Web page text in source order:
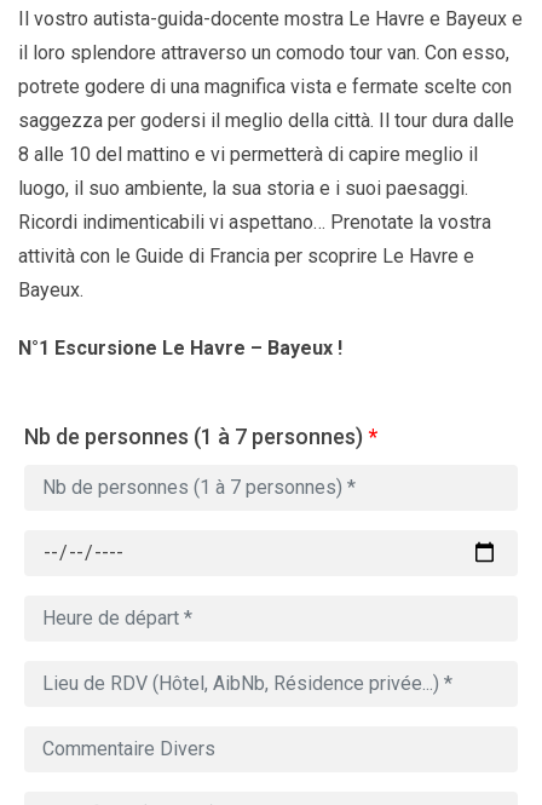
Il vostro autista-guida-docente mostra Le Havre e Bayeux e
il loro splendore attraverso un comodo tour van. Con esso,
potrete godere di una magnifica vista e fermate scelte con
saggezza per godersi il meglio della città. Il tour dura dalle
8 alle 10 del mattino e vi permetterà di capire meglio il
luogo, il suo ambiente, la sua storia e i suoi paesaggi.
Ricordi indimenticabili vi aspettano… Prenotate la vostra
attività con le Guide di Francia per scoprire Le Havre e
Bayeux.
N°1 Escursione Le Havre – Bayeux !
Nb de personnes (1 à 7 personnes) *